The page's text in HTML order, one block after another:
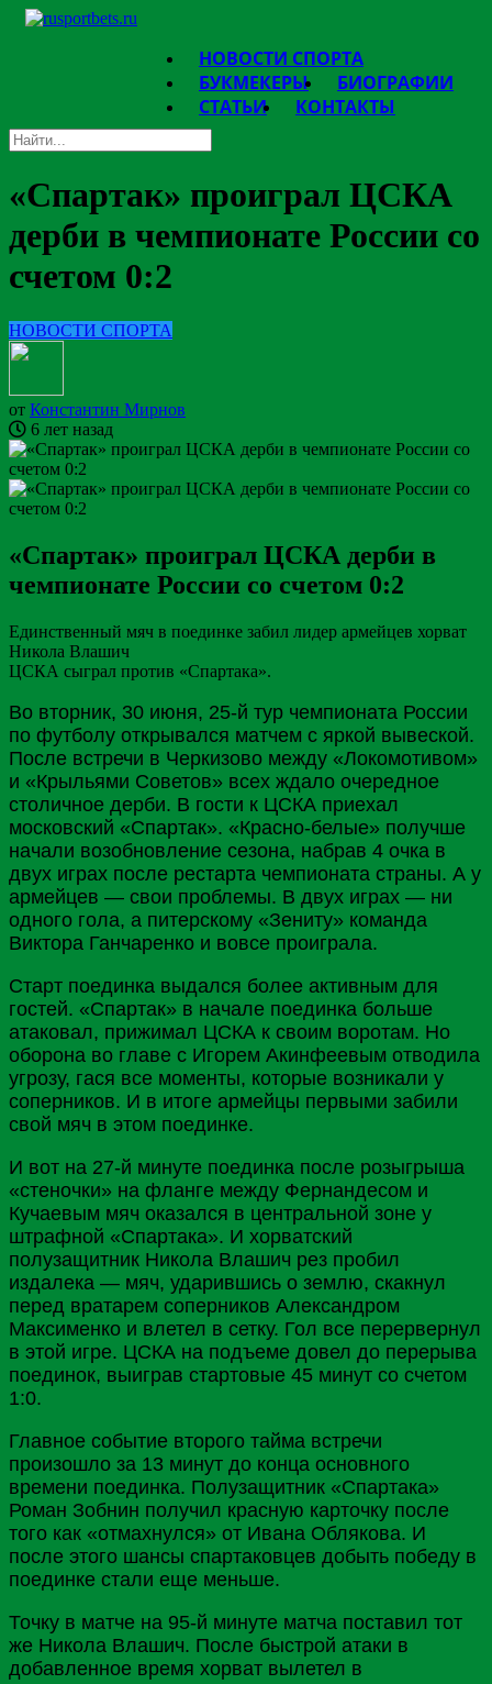
НОВОСТИ СПОРТА
БУКМЕКЕРЫ
БИОГРАФИИ
СТАТЬИ
КОНТАКТЫ
«Спартак» проиграл ЦСКА
дерби в чемпионате России со
счетом 0:2
НОВОСТИ СПОРТА
от Константин Мирнов
6 лет назад
«Спартак» проиграл ЦСКА дерби в
чемпионате России со счетом 0:2
Единственный мяч в поединке забил лидер армейцев хорват
Никола Влашич
ЦСКА сыграл против «Спартака».
Во вторник, 30 июня, 25-й тур чемпионата России
по футболу открывался матчем с яркой вывеской.
После встречи в Черкизово между «Локомотивом»
и «Крыльями Советов» всех ждало очередное
столичное дерби. В гости к ЦСКА приехал
московский «Спартак». «Красно-белые» получше
начали возобновление сезона, набрав 4 очка в
двух играх после рестарта чемпионата страны. А у
армейцев — свои проблемы. В двух играх — ни
одного гола, а питерскому «Зениту» команда
Виктора Ганчаренко и вовсе проиграла.
Старт поединка выдался более активным для
гостей. «Спартак» в начале поединка больше
атаковал, прижимал ЦСКА к своим воротам. Но
оборона во главе с Игорем Акинфеевым отводила
угрозу, гася все моменты, которые возникали у
соперников. И в итоге армейцы первыми забили
свой мяч в этом поединке.
И вот на 27-й минуте поединка после розыгрыша
«стеночки» на фланге между Фернандесом и
Кучаевым мяч оказался в центральной зоне у
штрафной «Спартака». И хорватский
полузащитник Никола Влашич рез пробил
издалека — мяч, ударившись о землю, скакнул
перед вратарем соперников Александром
Максименко и влетел в сетку. Гол все перервернул
в этой игре. ЦСКА на подъеме довел до перерыва
поединок, выиграв стартовые 45 минут со счетом
1:0.
Главное событие второго тайма встречи
произошло за 13 минут до конца основного
времени поединка. Полузащитник «Спартака»
Роман Зобнин получил красную карточку после
того как «отмахнулся» от Ивана Облякова. И
после этого шансы спартаковцев добыть победу в
поединке стали еще меньше.
Точку в матче на 95-й минуте матча поставил тот
же Никола Влашич. После быстрой атаки в
добавленное время хорват вылетел в